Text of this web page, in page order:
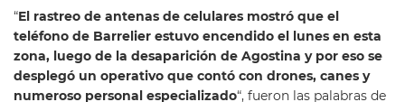
“El rastreo de antenas de celulares mostró que el
teléfono de Barrelier estuvo encendido el lunes en esta
zona, luego de la desaparición de Agostina y por eso se
desplegó un operativo que contó con drones, canes y
numeroso personal especializado“, fueron las palabras de